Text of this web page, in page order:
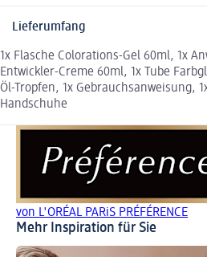
Lieferumfang
1x Flasche Colorations-Gel 60ml, 1x
Entwickler-Creme 60ml, 1x Tube
Öl-Tropfen, 1x Gebrauchsanweisung,
Handschuhe
von L'ORÉAL PARiS PRÉFÉRENCE
Mehr Inspiration für Sie